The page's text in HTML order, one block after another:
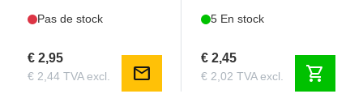
Pas de stock
€ 2,95
€ 2,44 TVA excl. mail
5 En stock
€ 2,45
€ 2,02 TVA excl. shopping_cart